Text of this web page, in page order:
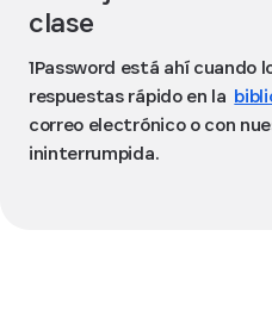
clase
1Password está ahí cuando
respuestas rápido en la
correo electrónico o con
ininterrumpida.